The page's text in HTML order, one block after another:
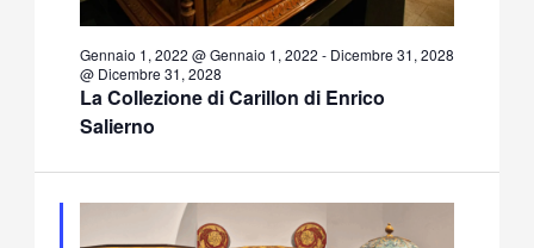
La Collezione di Carillon di Enrico
Salierno
Gennaio 1, 2022 @ Gennaio 1, 2022 - Dicembre 31, 2028
@ Dicembre 31, 2028